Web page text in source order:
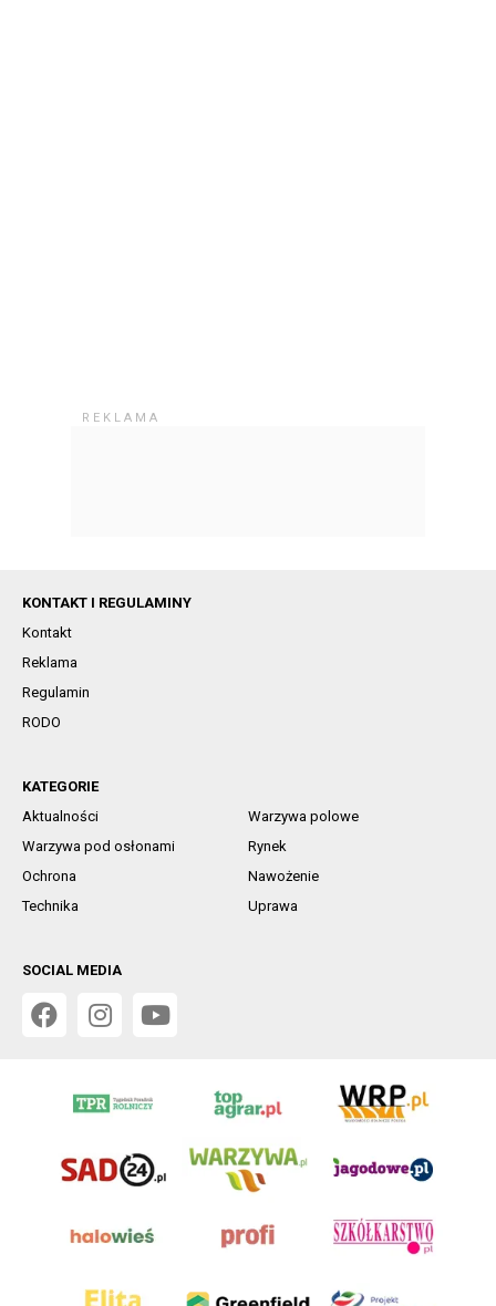
KONTAKT I REGULAMINY
Kontakt
Reklama
Regulamin
RODO
KATEGORIE
Aktualności
Warzywa polowe
Warzywa pod osłonami
Rynek
Ochrona
Nawożenie
Technika
Uprawa
SOCIAL MEDIA